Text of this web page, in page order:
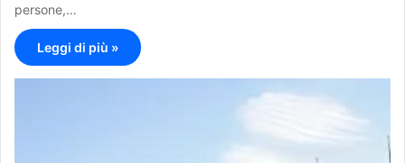
persone,…
Leggi di più »